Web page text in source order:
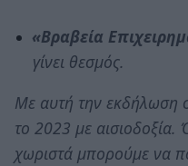
«Βραβεία
γίνει θεσμός.
Με αυτή την εκδήλωση
το 2023 με αισιοδοξία.
χωριστά μπορούμε να